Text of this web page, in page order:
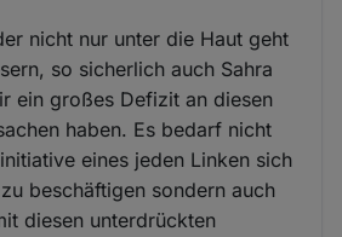
nicht nur unter die Haut geht
so sicherlich auch Sahra
ein großes Defizit an diesen
haben. Es bedarf nicht
eines jeden Linken sich
beschäftigen sondern auch
diesen unterdrückten